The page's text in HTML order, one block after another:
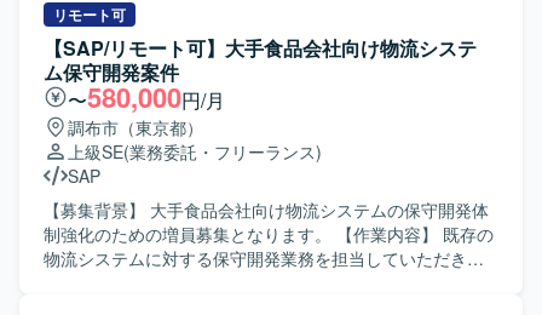
ンを取りながら、要望を整理し開発側へ適切に落とし込め
る方を想定しています。 【ポジションの魅力】 大手企業の
基幹システムにおける新機能開発プロジェクトに上流工程
から関わることができ、ビジネス部門と開発側の双方に近
い立場で価値提供できるポジションです。 要件定義や設
計、各種レビューを通じて、システム全体の構造理解や業
務知見を深めることができます。 リーダー枠として参画い
ただく場合は、要件定義や仕様調整をリードしながら、開
発メンバーとの技術的な対話を通じてプロジェクトを推進
する経験を積むことができます。 【開発環境】 基幹システ
ムの新機能開発プロジェクトにおける要件定義および設計
ただきます。要件定義から製造、テストまで一連の工程を
担当していただきます。 【求める人物像】 既存資料やソー
スコードから主体的に調査し、不明点は周囲に質問するな
ど自ら進んで確認ができる方を求めています。コミュニケ
ーションを円滑に行いながら業務を遂行できる方を歓迎い
たします。 【ポジションの魅力】 ERP導入に伴う周辺シス
テム改修に上流工程から関わることができ、要件定義から
テストまで一貫して携わることで、業務理解とシステム全
体の構造理解を深められます。BOMやERP連携の知見を高
めることができます。 【開発環境】 Java（Struts）、
Oracleを用いた既存システムの改修となります。
リモート可
【SAP/リモート可】大手食品会社向け物流システ
ム保守開発案件
〜580,000円/月
調布市（東京都）
上級SE(業務委託・フリーランス)
SAP
【募集背景】 大手食品会社向け物流システムの保守開発体
制強化のための増員募集となります。 【作業内容】 既存の
物流システムに対する保守開発業務を担当していただきま